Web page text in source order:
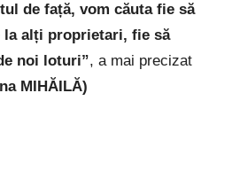
de față, vom căuta fie să
la alți proprietari, fie să
noi loturi”, a mai precizat
MIHĂILĂ)